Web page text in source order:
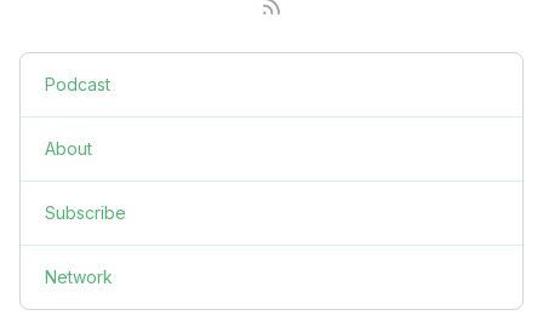
Podcast
About
Subscribe
Network